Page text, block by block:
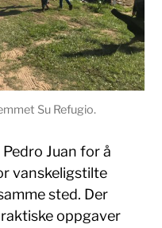
Su Refugio.
Juan for å
vanskeligstilte
sted. Der
oppgaver